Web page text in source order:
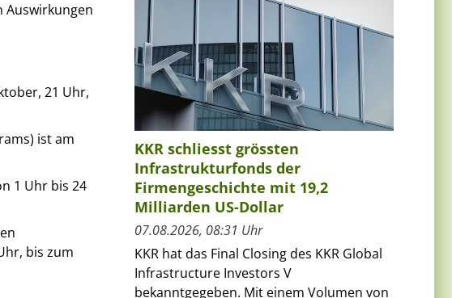
Auswirkungen
21 Uhr,
ist am
1 Uhr bis 24
bis zum
KKR schliesst grössten
Infrastrukturfonds der
Firmengeschichte mit 19,2
Milliarden US-Dollar
07.08.2026, 08:31 Uhr
KKR hat das Final Closing des KKR Global
Infrastructure Investors V
bekanntgegeben. Mit einem Volumen von